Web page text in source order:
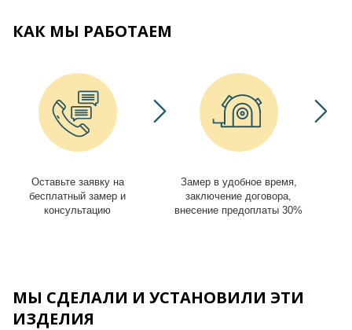
КАК МЫ РАБОТАЕМ
Оставьте заявку на
бесплатный замер и
консультацию
Замер в удобное время,
заключение договора,
внесение предоплаты 30%
МЫ СДЕЛАЛИ И УСТАНОВИЛИ ЭТИ
ИЗДЕЛИЯ